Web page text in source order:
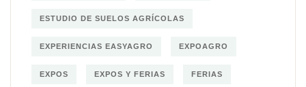
ESTUDIO DE SUELOS AGRÍCOLAS
EXPERIENCIAS EASYAGRO EXPOAGRO
EXPOS EXPOS Y FERIAS FERIAS